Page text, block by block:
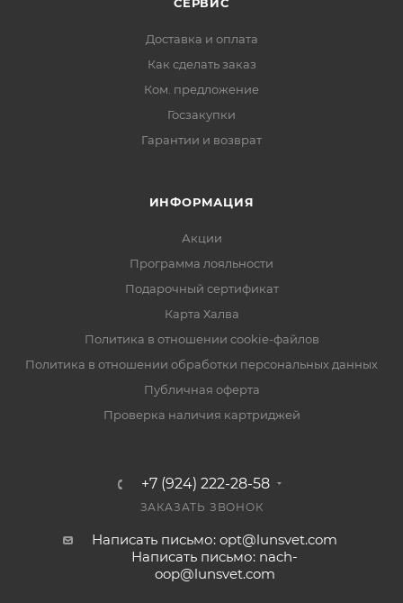
Доставка и оплата
Как сделать заказ
Ком. предложение
Госзакупки
Гарантии и возврат
ИНФОРМАЦИЯ
Акции
Программа лояльности
Подарочный сертификат
Карта Халва
Политика в отношении cookie-файлов
Политика в отношении обработки персональных данных
Публичная оферта
Проверка наличия картриджей
+7 (924) 222-28-58
ЗАКАЗАТЬ ЗВОНОК
Написать письмо: opt@lunsvet.com
Написать письмо: nach-
oop@lunsvet.com